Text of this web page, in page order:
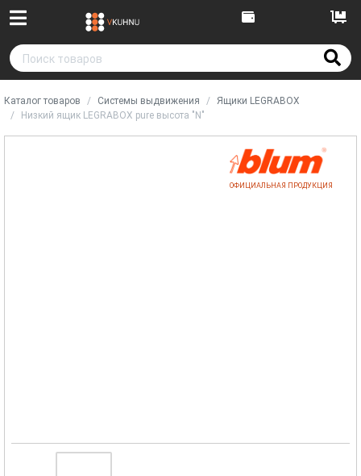
Каталог товаров Системы выдвижения
Ящики LEGRABOX
Низкий ящик LEGRABOX pure высота "N"
ОФИЦИАЛЬНАЯ ПРОДУКЦИЯ